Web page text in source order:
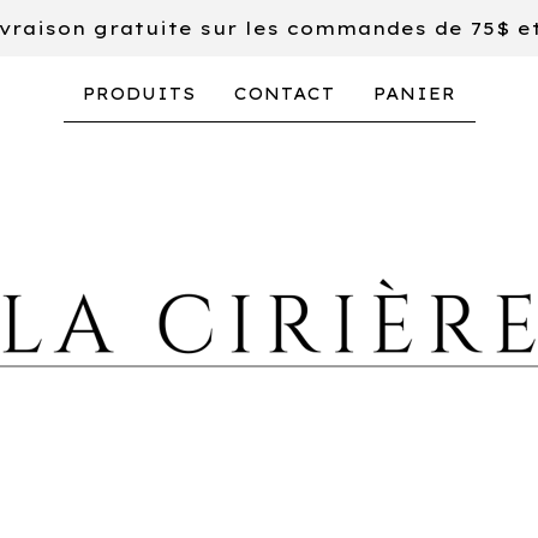
gratuite sur les commandes de 75$
PRODUITS CONTACT PANIER